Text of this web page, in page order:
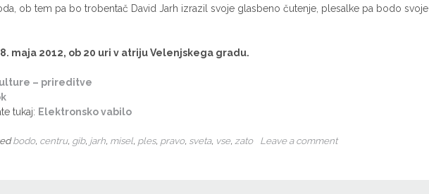
ob tem pa bo trobentač David Jarh izrazil svoje glasbeno čutenje, plesalke pa bodo svoje
maja 2012, ob 20 uri v atriju Velenjskega gradu.
– prireditve
tukaj: Elektronsko vabilo
bodo, centru, gib, jarh, misel, ples, pravo, sveta, vse, zato Leave a comment